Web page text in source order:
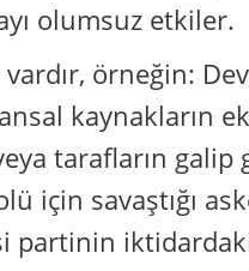
olumsuz etkiler.
örneğin:
kaynakların
tarafların galip
için savaştığı
partinin